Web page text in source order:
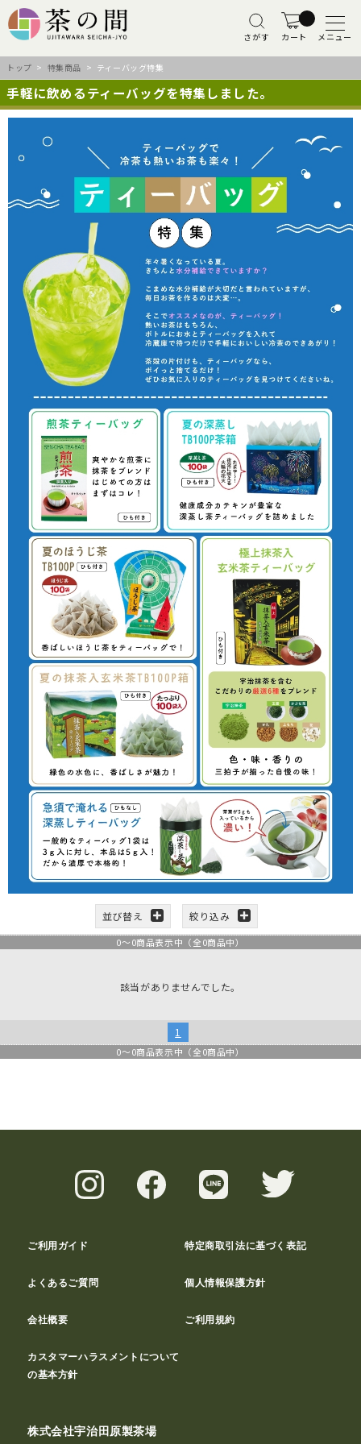
さがす カート メニュー
トップ > 特集商品 > ティーバッグ特集
手軽に飲めるティーバッグを特集しました。
並び替え 絞り込み
0～0商品表示中（全0商品中）
該当がありませんでした。
1
0～0商品表示中（全0商品中）
ご利用ガイド 特定商取引法に基づく表記
よくあるご質問 個人情報保護方針
会社概要 ご利用規約
カスタマーハラスメントについて
の基本方針
株式会社宇治田原製茶場